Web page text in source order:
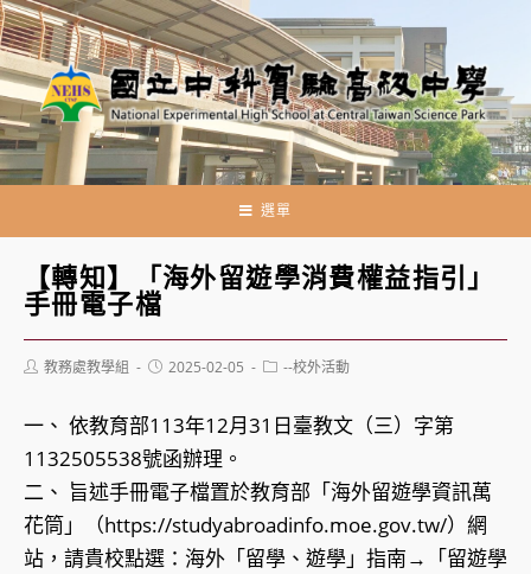
跳
轉
至
主
要
內
選單
【轉知】「海外留遊學消費權益指引」
手冊電子檔
Post教務處教學組
Post2025-02-05
Post--校外活動
一、 依教育部113年12月31日臺教文（三）字第
1132505538號函辦理。
二、 旨述手冊電子檔置於教育部「海外留遊學資訊萬
花筒」（https://studyabroadinfo.moe.gov.tw/）網
站，請貴校點選：海外「留學、遊學」指南→「留遊學